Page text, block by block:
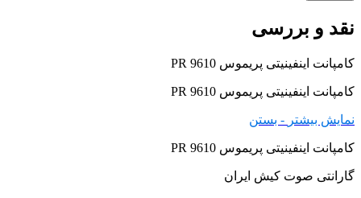
نقد و بررسی
کامپانت اینفینیتی پریموس PR 9610
کامپانت اینفینیتی پریموس PR 9610
نمایش بیشتر - بستن
کامپانت اینفینیتی پریموس PR 9610
گارانتی صوت کیش ایران